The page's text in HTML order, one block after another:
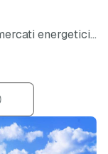
energetici